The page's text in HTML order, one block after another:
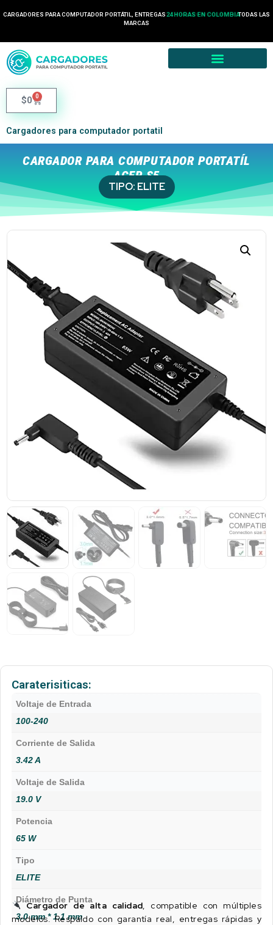
CARGADORES PARA COMPUTADOR PORTÁTIL, ENTREGAS 24 HORAS EN COLOMBIATODAS LAS
MARCAS
$0 0
Cargadores para computador portatil
CARGADOR PARA COMPUTADOR PORTATÍL
ACER S5
TIPO: ELITE
Caraterisiticas:
Voltaje de Entrada
100-240
Corriente de Salida
3.42 A
Voltaje de Salida
19.0 V
Potencia
65 W
Tipo
ELITE
Diámetro de Punta
3.0 mm * 1.1 mm
Cargador de alta calidad , compatible con múltiples
modelos. Respaldo con garantía real, entregas rápidas y